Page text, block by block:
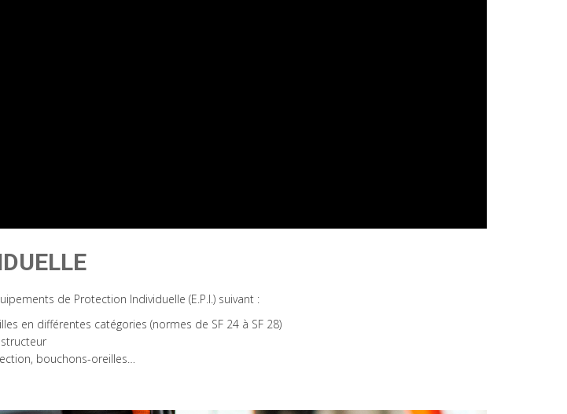
de Protection Individuelle (E.P.I.) suivant :
en différentes catégories (normes de SF 24 à SF 28)
bouchons-oreilles…